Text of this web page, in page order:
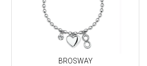
BROSWAY